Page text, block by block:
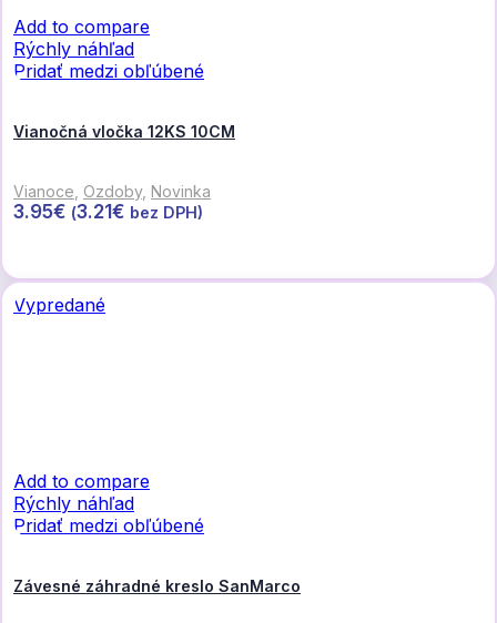
Add to compare
Rýchly náhľad
Pridať medzi obľúbené
Vianočná vločka 12KS 10CM
Vianoce Ozdoby, Novinka
3.95€ (3.21€ bez DPH)
Vypredané
Add to compare
Rýchly náhľad
Pridať medzi obľúbené
Závesné záhradné kreslo SanMarco